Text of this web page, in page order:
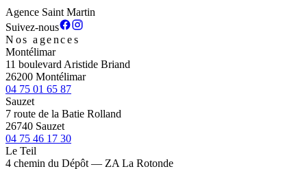
Agence Saint Martin
Suivez-nous
Nos agences
Montélimar
11 boulevard Aristide Briand
26200 Montélimar
04 75 01 65 87
Sauzet
7 route de la Batie Rolland
26740 Sauzet
04 75 46 17 30
Le Teil
4 chemin du Dépôt — ZA La Rotonde